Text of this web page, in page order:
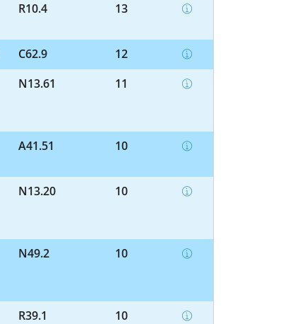
R10.4 13
C62.9
12
N13.61 11
A41.51 10
N13.20 10
N49.2 10
R39.1 10